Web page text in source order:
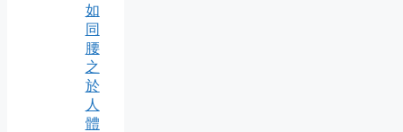
如
同
腰
之
於
人
體